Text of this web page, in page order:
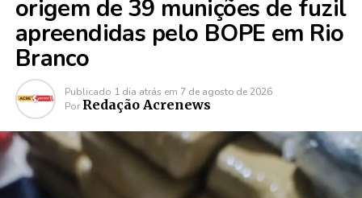
origem de 39 munições de fuzil
apreendidas pelo BOPE em Rio
Branco
Publicado 1 dia atrás em 7 de agosto de 2026
Por Redação Acrenews